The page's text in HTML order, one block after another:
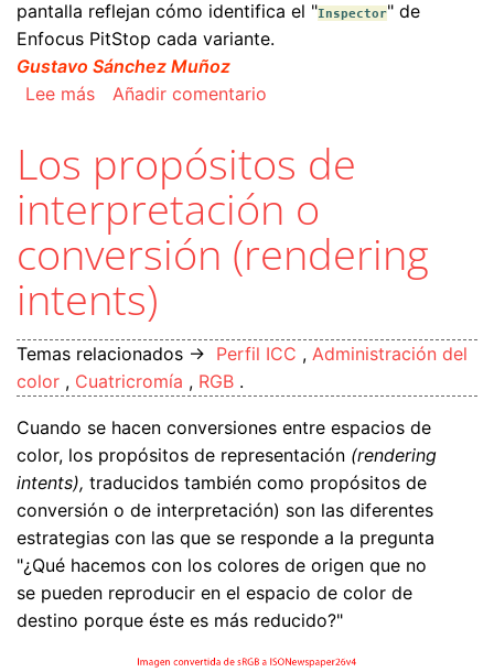
pantalla reflejan cómo identifica el "Inspector" de
Enfocus PitStop cada variante.
Gustavo Sánchez Muñoz
Lee mássobre Los espacios de color en el formato PDF
Añadir comentario
Los propósitos de
interpretación o
conversión (rendering
intents)
Temas relacionados → Perfil ICC , Administración del
color , Cuatricromía , RGB .
Cuando se hacen conversiones entre espacios de
color, los propósitos de representación (rendering
intents), traducidos también como propósitos de
conversión o de interpretación) son las diferentes
estrategias con las que se responde a la pregunta
"¿Qué hacemos con los colores de origen que no
se pueden reproducir en el espacio de color de
destino porque éste es más reducido?"